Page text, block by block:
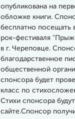
опубликована на
обложке книги.
бесплатно посещать
рок-фестиваля
в г. Череповце.
благодарственное
общественной
спонсора будет
класс по
Стихи спонсора
сайте.Спонсор